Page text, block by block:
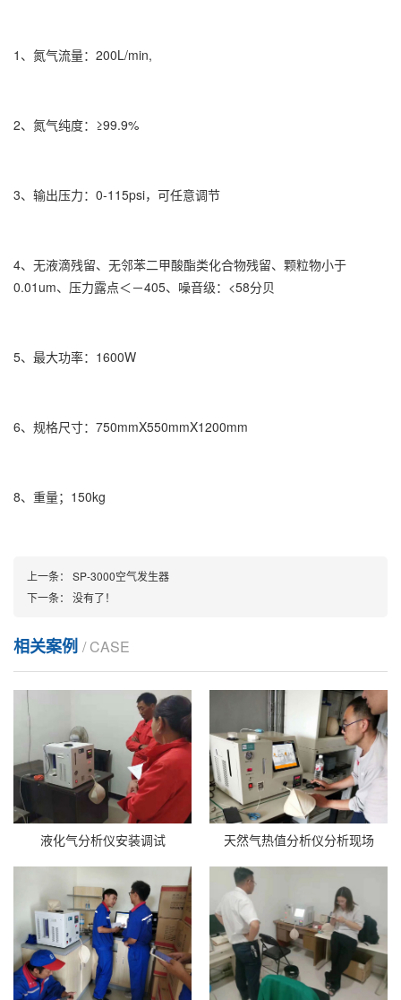
1、氮气流量：200L/min,
2、氮气纯度：≥99.9%
3、输出压力：0-115psi，可任意调节
4、无液滴残留、无邻苯二甲酸酯类化合物残留、颗粒物小于
0.01um、压力露点＜－405、噪音级：<58分贝
5、最大功率：1600W
6、规格尺寸：750mmX550mmX1200mm
8、重量；150kg
上一条：
SP-3000空气发生器
下一条：
没有了！
相关案例 / CASE
液化气分析仪安装调试 天然气热值分析仪分析现场